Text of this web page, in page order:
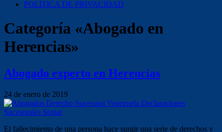
POLÍTICA DE PRIVACIDAD
Categoría «Abogado en
Herencias»
Abogado experto en Herencias
24 de enero de 2019
El fallecimiento de una persona hace surgir una serie de derechos y